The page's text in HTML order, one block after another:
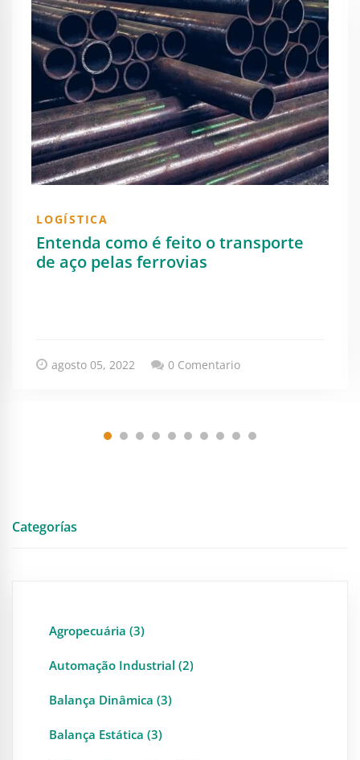
Categorías
Agropecuária (3)
Automação Industrial (2)
Balança Dinâmica (3)
Balança Estática (3)
LOGÍSTICA
Entenda como é feito o transporte
de aço pelas ferrovias
agosto 05, 2022 0 Comentario